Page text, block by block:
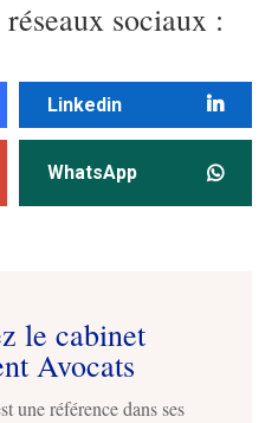
sociaux :
Linkedin
WhatsApp
le cabinet
Avocats
une référence dans ses